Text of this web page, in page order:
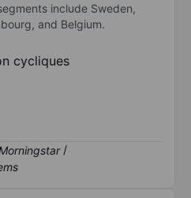
include Sweden,
and Belgium.
cycliques
/